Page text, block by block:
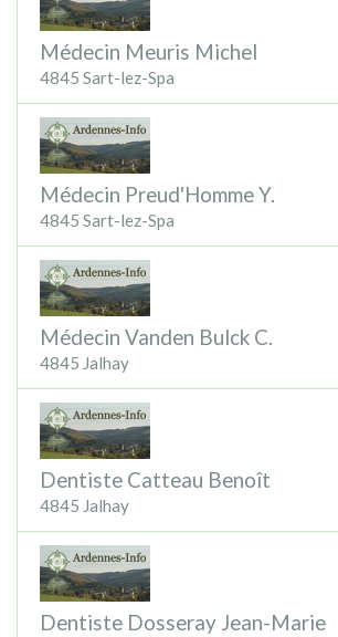
Médecin Meuris Michel
4845 Sart-lez-Spa
Médecin Preud'Homme Y.
4845 Sart-lez-Spa
Médecin Vanden Bulck C.
4845 Jalhay
Dentiste Catteau Benoît
4845 Jalhay
Dentiste Dosseray Jean-Marie